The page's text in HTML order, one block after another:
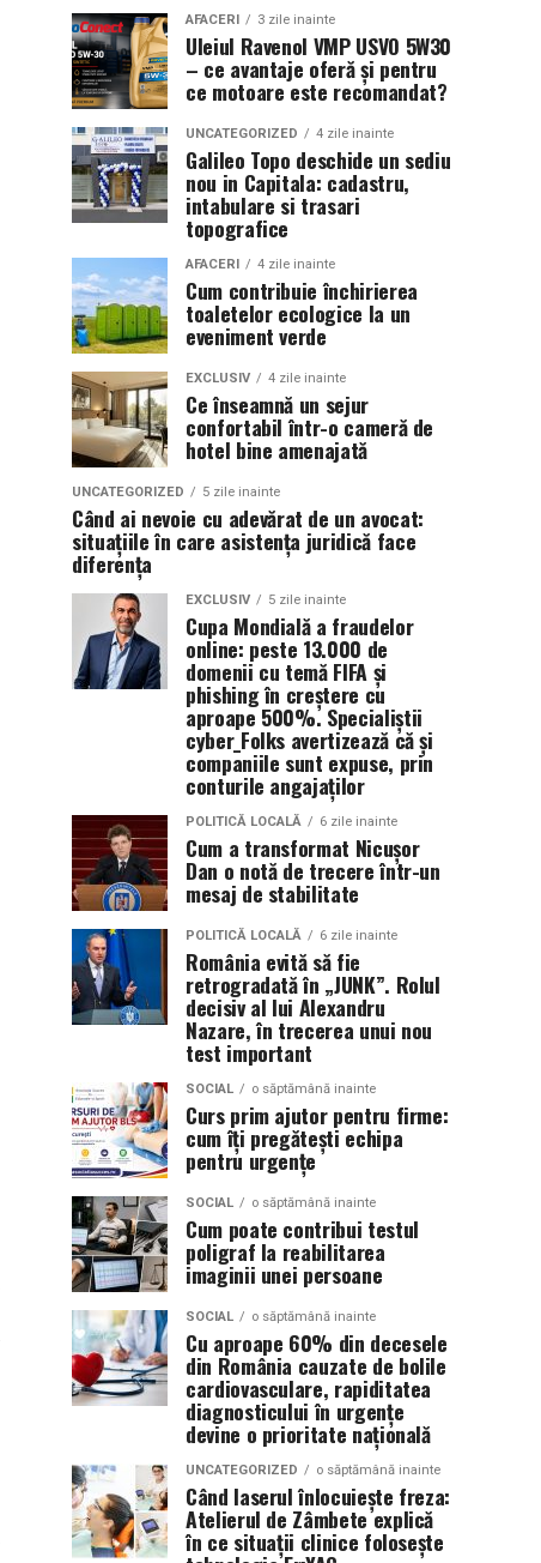
AFACERI 3 zile inainte
Uleiul Ravenol VMP USVO 5W30
– ce avantaje oferă și pentru
ce motoare este recomandat?
UNCATEGORIZED 4 zile inainte
Galileo Topo deschide un sediu
nou in Capitala: cadastru,
intabulare si trasari
topografice
AFACERI 4 zile inainte
Cum contribuie închirierea
toaletelor ecologice la un
eveniment verde
EXCLUSIV 4 zile inainte
Ce înseamnă un sejur
confortabil într-o cameră de
hotel bine amenajată
UNCATEGORIZED 5 zile inainte
Când ai nevoie cu adevărat de un avocat:
situațiile în care asistența juridică face
diferența
EXCLUSIV 5 zile inainte
Cupa Mondială a fraudelor
online: peste 13.000 de
domenii cu temă FIFA și
phishing în creștere cu
aproape 500%. Specialiștii
cyber_Folks avertizează că și
companiile sunt expuse, prin
conturile angajaților
POLITICĂ LOCALĂ 6 zile inainte
Cum a transformat Nicușor
Dan o notă de trecere într-un
mesaj de stabilitate
POLITICĂ LOCALĂ 6 zile inainte
România evită să fie
retrogradată în „JUNK”. Rolul
decisiv al lui Alexandru
Nazare, în trecerea unui nou
test important
SOCIAL o săptămână inainte
Curs prim ajutor pentru firme:
cum îți pregătești echipa
pentru urgențe
SOCIAL o săptămână inainte
Cum poate contribui testul
poligraf la reabilitarea
imaginii unei persoane
SOCIAL o săptămână inainte
Cu aproape 60% din decesele
din România cauzate de bolile
cardiovasculare, rapiditatea
diagnosticului în urgențe
devine o prioritate națională
UNCATEGORIZED o săptămână inainte
Când laserul înlocuiește freza:
Atelierul de Zâmbete explică
în ce situații clinice folosește